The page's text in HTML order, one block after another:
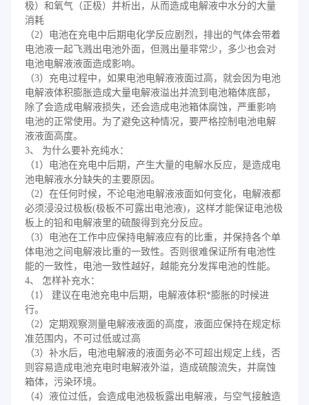
极）和氧气（正极）并析出，从而造成电解液中水分的大量
消耗
（2）电池在充电中后期电化学反应剧烈，排出的气体会带着
电池液一起飞溅出电池外面，但溅出量非常少，多少也会对
电池电解液液面造成影响。
（3）充电过程中，如果电池电解液液面过高，就会因为电池
电解液体积膨胀造成大量电解液溢出并流到电池箱体底部，
除了会造成电解液损失，还会造成电池箱体腐蚀，严重影响
电池的正常使用。为了避免这种情况，要严格控制电池电解
液液面高度。
3、 为什么要补充纯水：
（1）电池在充电中后期，产生大量的电解水反应，是造成电
池电解液水分缺失的主要原因。
（2）在任何时候，不论电池电解液液面如何变化，电解液都
必须浸没过极板(极板不可露出电池液)，这样才能保证电池极
板上的铅和电解液里的硫酸得到充分反应。
（3）电池在工作中应保持电解液应有的比重，并保持各个单
体电池之间电解液比重的一致性。否则很难保证所有电池性
能的一致性，电池一致性越好，越能充分发挥电池的性能。
4、 怎样补充水：
（1） 建议在电池充电中后期，电解液体积*膨胀的时候进
行。
（2）定期观察测量电解液液面的高度，液面应保持在规定标
准范围内，不可过低或过高
（3）补水后，电池电解液的液面务必不可超出规定上线，否
则容易造成电池充电时电解液外溢，造成硫酸流失，并腐蚀
箱体，污染环境。
（4）液位过低，会造成电池极板露出电解液，与空气接触造